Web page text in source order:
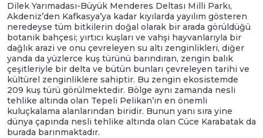
Dilek Yarımadası-Büyük Menderes Deltası Milli Parkı,
Akdeniz’den Kafkasya’ya kadar kıyılarda yayılım gösteren
neredeyse tüm bitkilerin doğal olarak bir arada görüldüğü
botanik bahçesi; yırtıcı kuşları ve vahşi hayvanlarıyla bir
dağlık arazi ve onu çevreleyen su altı zenginlikleri, diğer
yanda da yüzlerce kuş türünü barındıran, zengin balık
çeşitleriyle bir delta ve bütün bunları çevreleyen tarihi ve
kültürel zenginliklere sahiptir. Bu zengin ekosistemde
209 kuş türü görülmektedir. Bölge aynı zamanda nesli
tehlike altında olan Tepeli Pelikan’ın en önemli
kuluçkalama alanlarından biridir. Bunun yanı sıra yine
dünya çapında nesli tehlike altında olan Cüce Karabatak da
burada barınmaktadır.